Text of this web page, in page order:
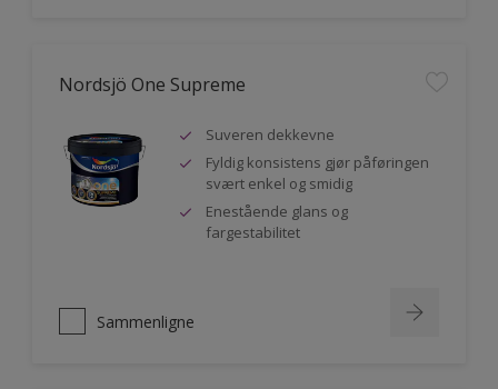
Nordsjö One Supreme
Suveren dekkevne
Fyldig konsistens gjør påføringen
svært enkel og smidig
Enestående glans og
fargestabilitet
Sammenligne